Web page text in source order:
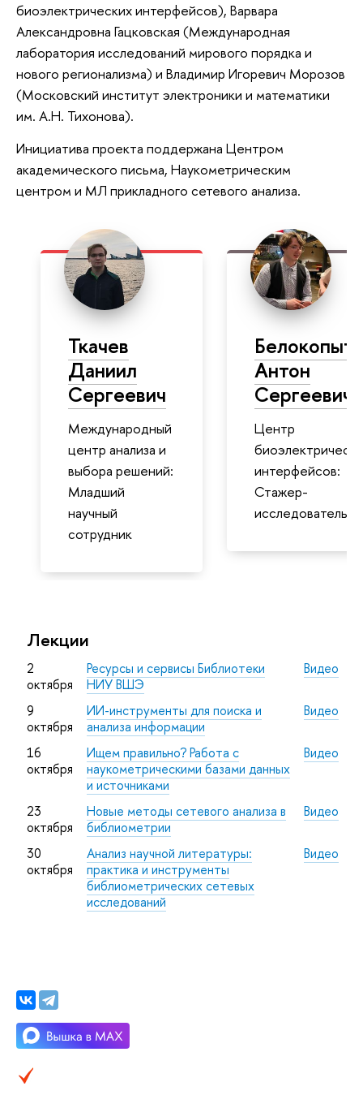
биоэлектрических интерфейсов), Варвара
Александровна Гацковская (Международная
лаборатория исследований мирового порядка и
нового регионализма) и Владимир Игоревич Морозов
(Московский институт электроники и математики
им. А.Н. Тихонова).
Инициатива проекта поддержана Центром
академического письма, Наукометрическим
центром и МЛ прикладного сетевого анализа.
Ткачев
Даниил
Сергеевич
Международный
центр анализа и
выбора решений:
Младший
научный
сотрудник
Антон
Сергеевич
Центр
интерфейсов:
Стажер-
исследователь
Лекции
2
октября
Ресурсы и сервисы Библиотеки
НИУ ВШЭ
Видео
9
октября
ИИ-инструменты для поиска и
анализа информации
Видео
16
октября
Ищем правильно? Работа с
наукометрическими базами данных
и источниками
Видео
23
октября
Новые методы сетевого анализа в
библиометрии
Видео
30
октября
Анализ научной литературы:
практика и инструменты
библиометрических сетевых
исследований
Видео